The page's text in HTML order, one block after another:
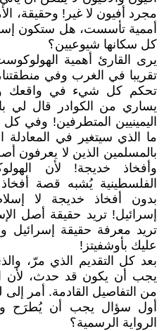
مجرد أفيون لا غير! وحقيقة،
أممية تأسست، هل ستكون
كل سكانها شيوعيين؟
يرى القارئ أهمية
تقريبا في الغرب وفي
تحكم كل شيء في واقعك
يساري من الكوادر قال لي
اليمينيين المتطرفين! وفي
ما الذي سيتغير في المعادلة
بالمسلمين الذين لا يعرفون
وأفخاذ خديجة! لأن
الفلسطينية يُشبه قصة
بدون أفخاذ خديجة لا
إسرائيل! تريد حقيقة أصل
تريد معرفة حقيقة إسرائيل
عليك بأوشفيتز!
بعد كل التقديم الذي مرّ،
يجب أن يكون قد حدث، لأن
من التفاصيل القادمة. أمر
أول سؤال يجب أن يُطرَح
الرواية الرسمية؟